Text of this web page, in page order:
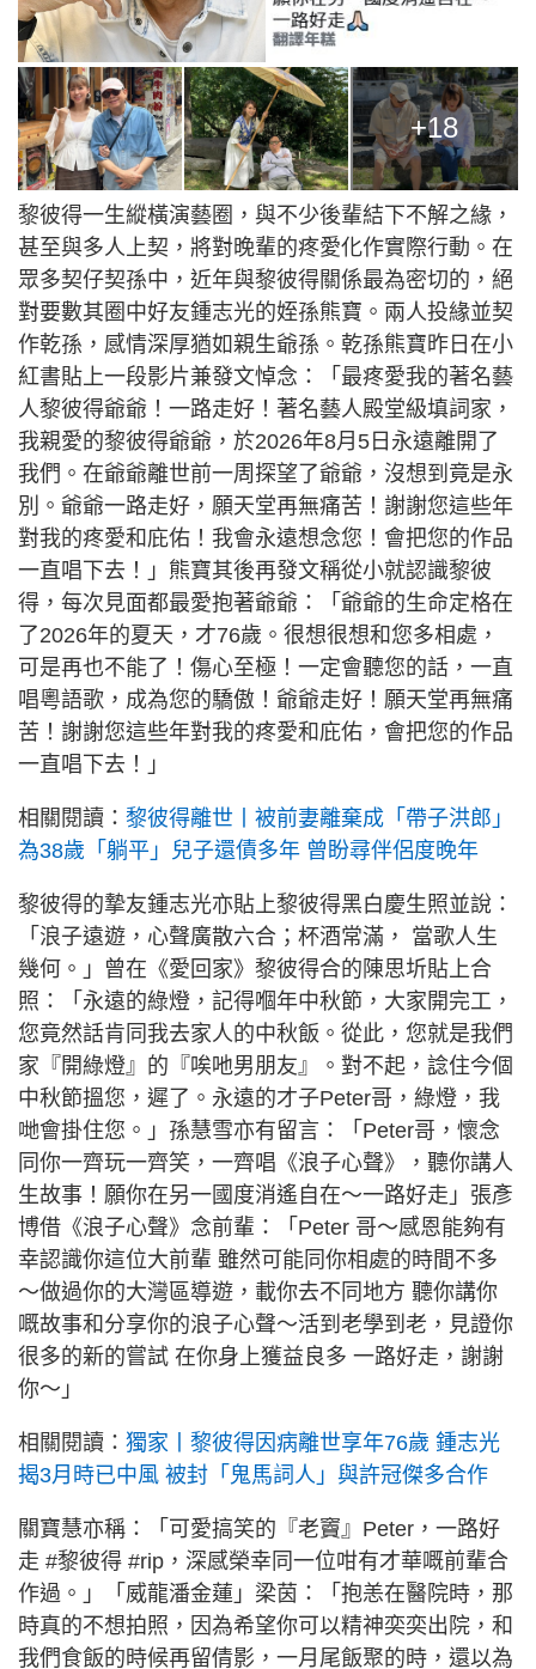
+18
黎彼得一生縱橫演藝圈，與不少後輩結下不解之緣，
甚至與多人上契，將對晚輩的疼愛化作實際行動。在
眾多契仔契孫中，近年與黎彼得關係最為密切的，絕
對要數其圈中好友鍾志光的姪孫熊寶。兩人投緣並契
作乾孫，感情深厚猶如親生爺孫。乾孫熊寶昨日在小
紅書貼上一段影片兼發文悼念：「最疼愛我的著名藝
人黎彼得爺爺！一路走好！著名藝人殿堂級填詞家，
我親愛的黎彼得爺爺，於2026年8月5日永遠離開了
我們。在爺爺離世前一周探望了爺爺，沒想到竟是永
別。爺爺一路走好，願天堂再無痛苦！謝謝您這些年
對我的疼愛和庇佑！我會永遠想念您！會把您的作品
一直唱下去！」熊寶其後再發文稱從小就認識黎彼
得，每次見面都最愛抱著爺爺：「爺爺的生命定格在
了2026年的夏天，才76歲。很想很想和您多相處，
可是再也不能了！傷心至極！一定會聽您的話，一直
唱粵語歌，成為您的驕傲！爺爺走好！願天堂再無痛
苦！謝謝您這些年對我的疼愛和庇佑，會把您的作品
一直唱下去！」
相關閱讀： 黎彼得離世丨被前妻離棄成「帶子洪郎」
為38歲「躺平」兒子還債多年 曾盼尋伴侶度晚年
黎彼得的摯友鍾志光亦貼上黎彼得黑白慶生照並說：
「浪子遠遊，心聲廣散六合；杯酒常滿， 當歌人生
幾何。」曾在《愛回家》黎彼得合的陳思圻貼上合
照：「永遠的綠燈，記得嗰年中秋節，大家開完工，
您竟然話肯同我去家人的中秋飯。從此，您就是我們
家『開綠燈』的『唉吔男朋友』。對不起，諗住今個
中秋節搵您，遲了。永遠的才子Peter哥，綠燈，我
哋會掛住您。」孫慧雪亦有留言：「Peter哥，懷念
同你一齊玩一齊笑，一齊唱《浪子心聲》，聽你講人
生故事！願你在另一國度消遙自在～一路好走」張彥
博借《浪子心聲》念前輩：「Peter 哥～感恩能夠有
幸認識你這位大前輩 雖然可能同你相處的時間不多
～做過你的大灣區導遊，載你去不同地方 聽你講你
嘅故事和分享你的浪子心聲～活到老學到老，見證你
很多的新的嘗試 在你身上獲益良多 一路好走，謝謝
你～」
相關閱讀： 獨家丨黎彼得因病離世享年76歲 鍾志光
揭3月時已中風 被封「鬼馬詞人」與許冠傑多合作
關寶慧亦稱：「可愛搞笑的『老竇』Peter，一路好
走 #黎彼得 #rip，深感榮幸同一位咁有才華嘅前輩合
作過。」「威龍潘金蓮」梁茵：「抱恙在醫院時，那
時真的不想拍照，因為希望你可以精神奕奕出院，和
我們食飯的時候再留倩影，一月尾飯聚的時，還以為